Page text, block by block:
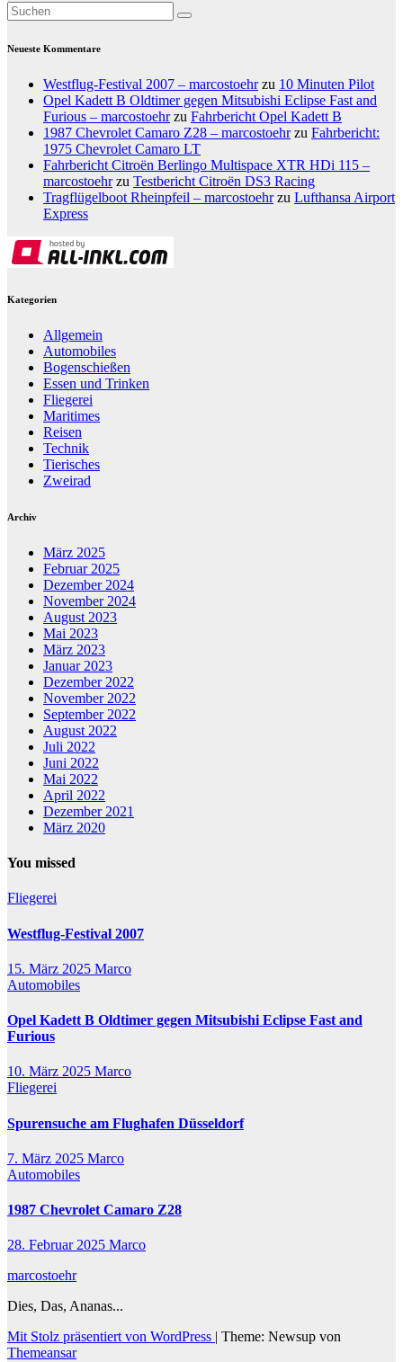
Neueste Kommentare
Westflug-Festival 2007 – marcostoehrzu 10 Minuten Pilot
Opel Kadett B Oldtimer gegen Mitsubishi Eclipse Fast and
Furious – marcostoehrzu Fahrbericht Opel Kadett B
1987 Chevrolet Camaro Z28 – marcostoehrzu Fahrbericht:
1975 Chevrolet Camaro LT
Fahrbericht Citroën Berlingo Multispace XTR HDi 115 –
marcostoehrzu Testbericht Citroën DS3 Racing
Tragflügelboot Rheinpfeil – marcostoehrzu Lufthansa Airport
Express
Kategorien
Allgemein
Automobiles
Bogenschießen
Essen und Trinken
Fliegerei
Maritimes
Reisen
Technik
Tierisches
Zweirad
Archiv
März 2025
Februar 2025
Dezember 2024
November 2024
August 2023
Mai 2023
März 2023
Januar 2023
Dezember 2022
November 2022
September 2022
August 2022
Juli 2022
Juni 2022
Mai 2022
April 2022
Dezember 2021
März 2020
You missed
Fliegerei
Westflug-Festival 2007
15. März 2025 Marco
Automobiles
Opel Kadett B Oldtimer gegen Mitsubishi Eclipse Fast and
Furious
10. März 2025 Marco
Fliegerei
Spurensuche am Flughafen Düsseldorf
7. März 2025 Marco
Automobiles
1987 Chevrolet Camaro Z28
28. Februar 2025 Marco
marcostoehr
Dies, Das, Ananas...
Mit Stolz präsentiert von WordPress
Theme: Newsup von
Themeansar